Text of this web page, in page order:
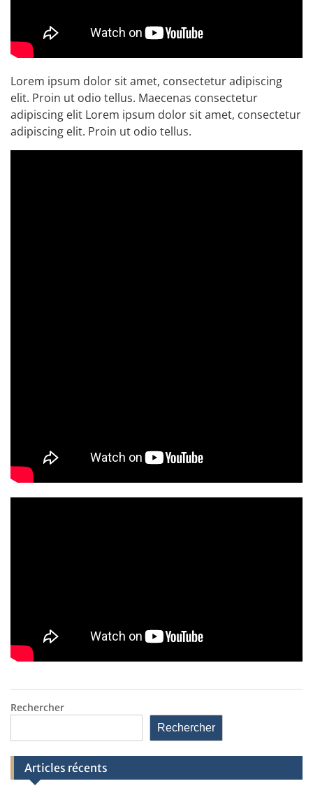
Lorem ipsum dolor sit amet, consectetur adipiscing
elit. Proin ut odio tellus. Maecenas consectetur
adipiscing elit Lorem ipsum dolor sit amet, consectetur
adipiscing elit. Proin ut odio tellus.
Rechercher
Rechercher
Articles récents